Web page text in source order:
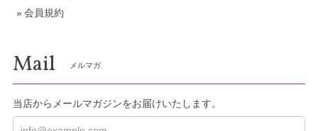
会員規約
Mail メルマガ
当店からメールマガジンをお届けいたします。